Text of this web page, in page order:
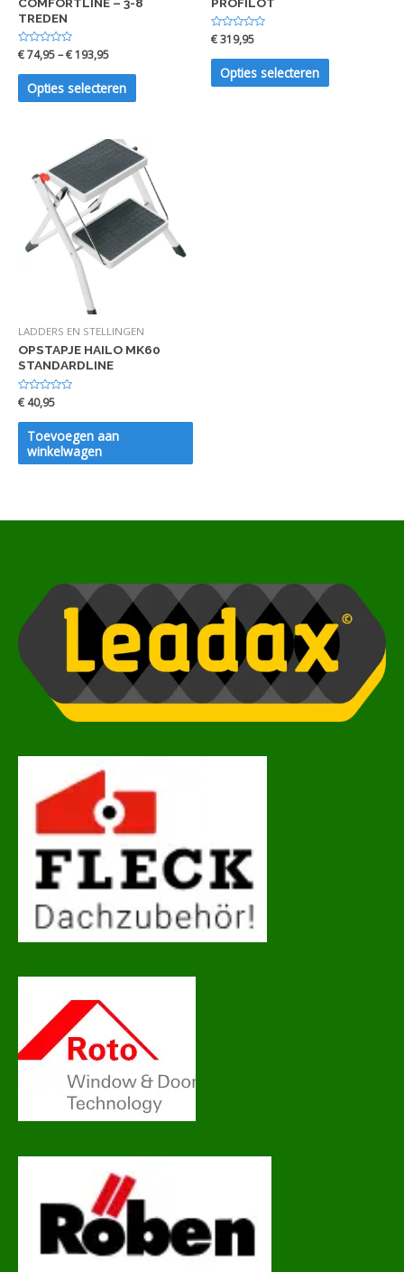
TREDEN
Waardering
0
uit
€74,95–€193,95
Opties selecteren
Waardering
0
uit
€319,95
Opties selecteren
LADDERS EN STELLINGEN
OPSTAPJE HAILO MK60
STANDARDLINE
Waardering
0
uit
€ 40,95
Toevoegen aan
winkelwagen